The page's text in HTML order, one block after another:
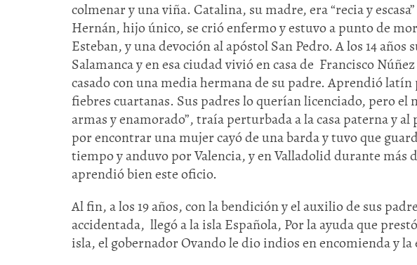
colmenar y una viña. Catalina, su madre, era “recia y
Hernán, hijo único, se crió enfermo y estuvo a punto de
Esteban, y una devoción al apóstol San Pedro. A los 14
Salamanca y en esa ciudad vivió en casa de Francisco
casado con una media hermana de su padre. Aprendió
fiebres cuartanas. Sus padres lo querían licenciado, pero
armas y enamorado”, traía perturbada a la casa paterna y
por encontrar una mujer cayó de una barda y tuvo que
tiempo y anduvo por Valencia, y en Valladolid durante más
aprendió bien este oficio.
Al fin, a los 19 años, con la bendición y el auxilio de sus
accidentada, llegó a la isla Española, Por la ayuda que
isla, el gobernador Ovando le dio indios en encomienda y